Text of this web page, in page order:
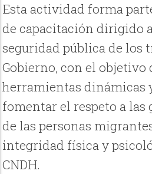
Esta actividad forma
de capacitación dirigido
seguridad pública de los
Gobierno, con el objetivo
herramientas dinámicas
fomentar el respeto a las
de las personas
integridad física y
CNDH.